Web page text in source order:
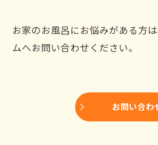
お家のお風呂にお悩みがある方
ムへお問い合わせください。
お問い合わ